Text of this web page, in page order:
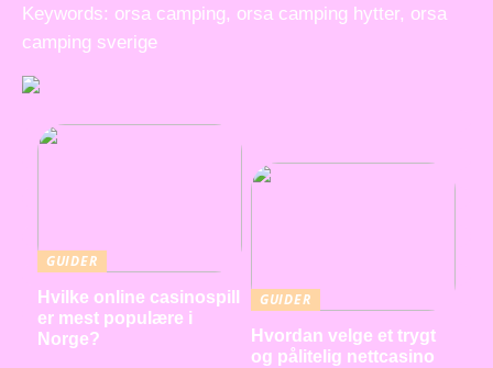
Keywords: orsa camping, orsa camping hytter, orsa
camping sverige
GUIDER
Hvilke online casinospill
er mest populære i
Norge?
GUIDER
Hvordan velge et trygt
og pålitelig nettcasino